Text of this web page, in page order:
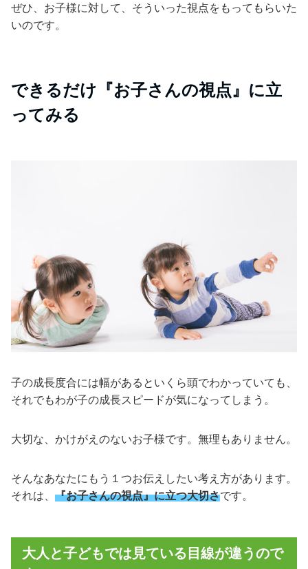
ぜひ、お子様に対して、そういった視点をもってもらいた
いのです。
できるだけ『お子さんの視点』に立
ってみる
子の成長度合には幅があるといくら頭でわかっていても、
それでもわが子の成長スピードが気になってしまう。
大切な、かけがえのないお子様です。無理もありません。
そんなあなたにもう１つお伝えしたい考え方があります。
それは、 『お子さんの視点』に立つ大切さです。
大人と子どもでは見ている目線が違うので